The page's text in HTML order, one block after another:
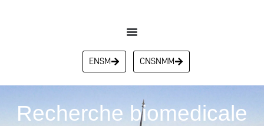
ENSM CNSNMM
Recherche biomedicale